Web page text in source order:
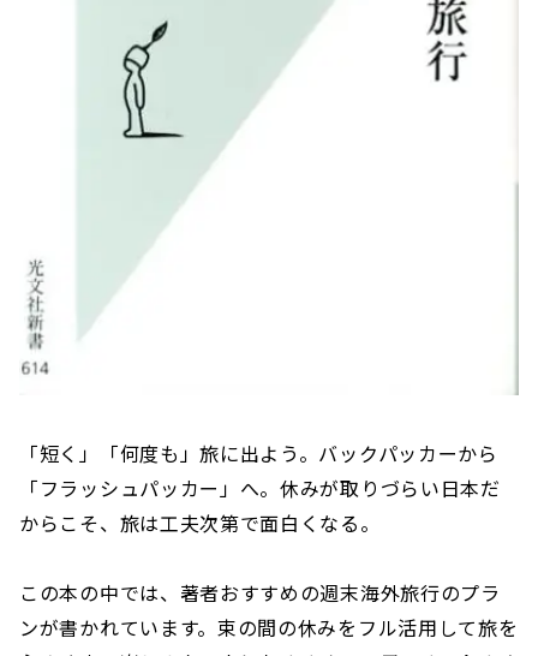
「短く」「何度も」旅に出よう。バックパッカーから
「フラッシュパッカー」へ。休みが取りづらい日本だ
からこそ、旅は工夫次第で面白くなる。
この本の中では、著者おすすめの週末海外旅行のプラ
ンが書かれています。束の間の休みをフル活用して旅を